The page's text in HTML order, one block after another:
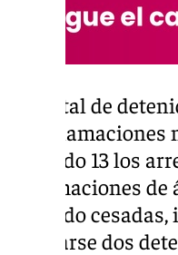
Del total de
55
han sido 13 los
reclamaciones
han sido
realizarse dos